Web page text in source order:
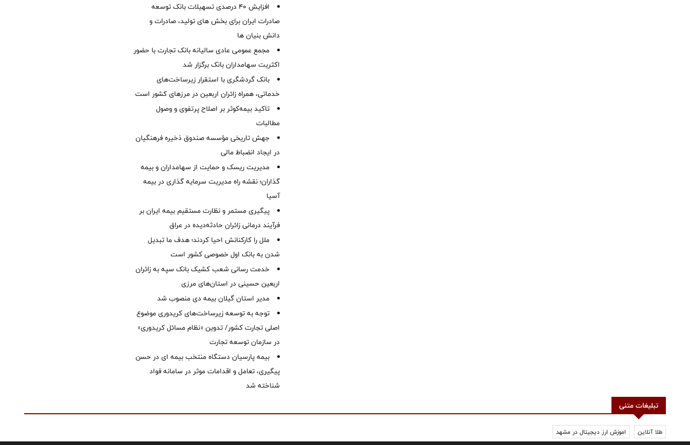
افزایش 40 درصدی تسهیلات بانک توسعه
صادرات ایران برای بخش های تولید، صادرات و
دانش بنیان ها
مجمع عمومی عادی سالیانه بانک تجارت با حضور
اکثریت سهامداران بانک برگزار شد
بانک گردشگری با استقرار زیرساخت‌های
خدماتی، همراه زائران اربعین در مرزهای کشور است
تاکید بیمه‌کوثر بر اصلاح پرتفوی و وصول
مطالبات ‌
جهش تاریخی مؤسسه صندوق ذخیره فرهنگیان
در ایجاد انضباط مالی
مدیریت ریسک و حمایت از سهامداران و بیمه
گذاران؛ نقشه راه مدیریت سرمایه گذاری در بیمه
آسیا
پیگیری مستمر و نظارت مستقیم بیمه ایران بر
فرآیند درمانی زائران حادثه‌دیده در عراق
ملل را کارکنانش احیا کردند؛ هدف ما تبدیل
شدن به بانک اول خصوصی کشور است
خدمت رسانی شعب کشیک بانک سپه به زائران
اربعین حسینی در استان‌‌های مرزی
‌مدیر استان گیلان بیمه دی منصوب شد
توجه به توسعه زیرساخت‌های کریدوری موضوع
اصلی تجارت کشور/ تدوین «نظام مسائل کریدوری»
در سازمان توسعه تجارت
بیمه پارسیان دستگاه منتخب بیمه ای در حسن
پیگیری، تعامل و اقدامات موثر در سامانه فواد
شناخته شد
تبلیغات متنی
طلا آنلاین اموزش ارز دیجیتال در مشهد